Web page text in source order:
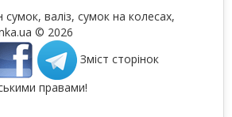
сумок, валіз, сумок на колесах,
© 2026
Зміст сторінок
правами!